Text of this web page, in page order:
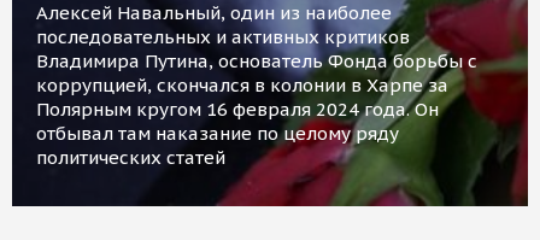
Алексей Навальный, один из наиболее
последовательных и активных критиков
Владимира Путина, основатель Фонда борьбы с
коррупцией, скончался в колонии в Харпе за
Полярным кругом 16 февраля 2024 года. Он
отбывал там наказание по целому ряду
политических статей